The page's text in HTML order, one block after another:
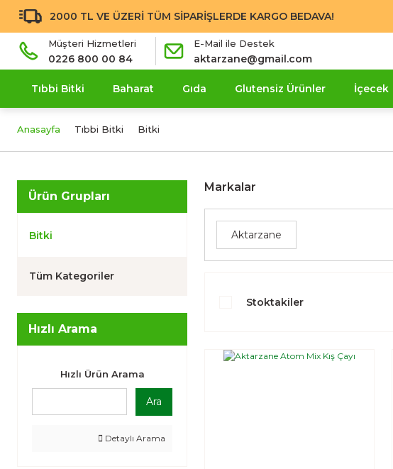
2000 TL VE ÜZERİ TÜM SİPARİŞLERDE KARGO BEDAVA!
Müşteri Hizmetleri
0226 800 00 84
E-Mail ile Destek
aktarzane@gmail.com
Tıbbi Bitki Baharat Gıda Glutensiz Ürünler İçecek
Anasayfa Tıbbi Bitki Bitki
Ürün Grupları
Bitki
Tüm Kategoriler
Hızlı Arama
Hızlı Ürün Arama
Ara
Detaylı Arama
Markalar
Aktarzane
Stoktakiler